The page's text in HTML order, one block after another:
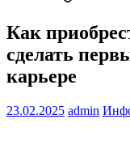
Как
сделать
карьере
23.02.2025 admin